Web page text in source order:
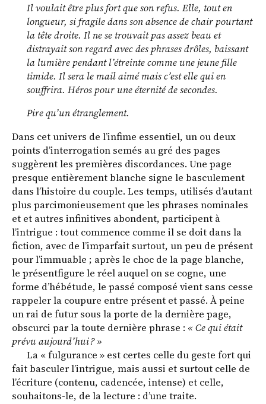
Il voulait être plus fort que son refus. Elle, tout en
longueur, si fragile dans son absence de chair pourtant
la tête droite. Il ne se trouvait pas assez beau et
distrayait son regard avec des phrases drôles, baissant
la lumière pendant l’étreinte comme une jeune fille
timide. Il sera le mail aimé mais c’est elle qui en
souffrira. Héros pour une éternité de secondes.
Pire qu’un étranglement.
Dans cet univers de l’infime essentiel, un ou deux
points d’interrogation semés au gré des pages
suggèrent les premières discordances. Une page
presque entièrement blanche signe le basculement
dans l’histoire du couple. Les temps, utilisés d’autant
plus parcimonieusement que les phrases nominales
et et autres infinitives abondent, participent à
l’intrigue : tout commence comme il se doit dans la
fiction, avec de l’imparfait surtout, un peu de présent
pour l’immuable ; après le choc de la page blanche,
le présentfigure le réel auquel on se cogne, une
forme d’hébétude, le passé composé vient sans cesse
rappeler la coupure entre présent et passé. À peine
un rai de futur sous la porte de la dernière page,
obscurci par la toute dernière phrase : « Ce qui était
prévu aujourd’hui ? »
La « fulgurance » est certes celle du geste fort qui
fait basculer l’intrigue, mais aussi et surtout celle de
l’écriture (contenu, cadencée, intense) et celle,
souhaitons-le, de la lecture : d’une traite.